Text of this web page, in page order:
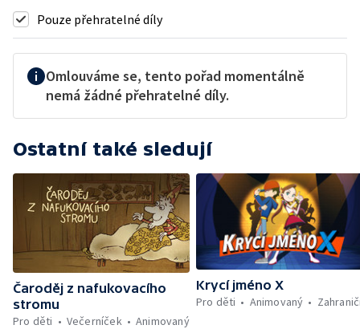
Pouze přehratelné díly
Omlouváme se, tento pořad momentálně
nemá žádné přehratelné díly.
Ostatní také sledují
Čaroděj z nafukovacího
stromu
Pro děti
Večerníček Animovaný
Krycí jméno X
Pro děti
Animovaný